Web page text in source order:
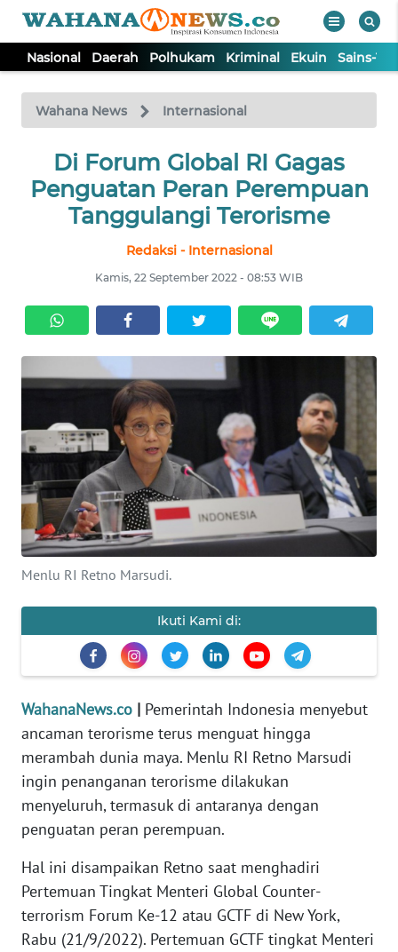
Nasional Daerah Polhukam Kriminal Ekuin Sains-
Wahana News Internasional
Di Forum Global RI Gagas
Penguatan Peran Perempuan
Tanggulangi Terorisme
Redaksi - Internasional
Kamis, 22 September 2022 - 08:53 WIB
Menlu RI Retno Marsudi.
Ikuti Kami di:
WahanaNews.co | Pemerintah Indonesia menyebut
ancaman terorisme terus menguat hingga
merambah dunia maya. Menlu RI Retno Marsudi
ingin penanganan terorisme dilakukan
menyeluruh, termasuk di antaranya dengan
penguatan peran perempuan.
Hal ini disampaikan Retno saat menghadiri
Pertemuan Tingkat Menteri Global Counter-
terrorism Forum Ke-12 atau GCTF di New York,
Rabu (21/9/2022). Pertemuan GCTF tingkat Menteri
TV
Tutup
NASIONAL
DAERAH
KRIMINAL
EKUIN
KESEHATAN
INTERNASIONAL
SERBA-SERBI
PENDIDIKAN
OLAHRAGA
OPINI
EDITORIAL
Informasi
INDEKS
BERITA
KONTAK
KAMI